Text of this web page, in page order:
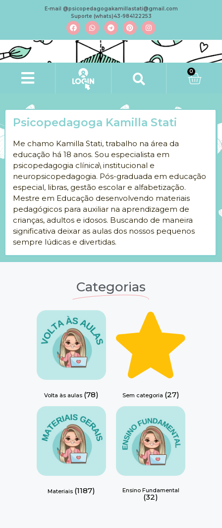
E-mail @psicopedagogakamillastati@gmail.com
Suporte (whats)43-984122253
0
Psicopedagoga Kamilla Stati
Me chamo Kamilla Stati, trabalho na área da
educação há 18 anos. Sou especialista em
psicopedagogia clínica\ institucional e
neuropsicopedagogia. Pós-graduada em educação
especial, libras, gestão escolar e alfabetização.
Mestre em Educação desenvolvendo materiais
pedagógicos para auxiliar na aprendizagem de
crianças, adultos e idosos. Buscando de maneira
significativa deixar as aulas dos nossos pequenos
sempre lúdicas e divertidas.
Categorias
Volta às aulas (78) Sem categoria (27)
Materiais (1187) Ensino Fundamental
(32)